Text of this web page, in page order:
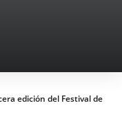
edición del Festival de